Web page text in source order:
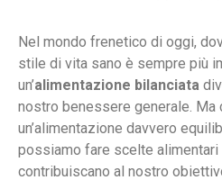
Nel mondo frenetico di oggi,
stile di vita sano è sempre più
un’alimentazione bilanciata
nostro benessere generale. Ma
un’alimentazione davvero
possiamo fare scelte
contribuiscano al nostro